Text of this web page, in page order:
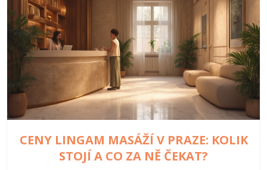
CENY LINGAM MASÁŽÍ V PRAZE: KOLIK
STOJÍ A CO ZA NĚ ČEKAT?